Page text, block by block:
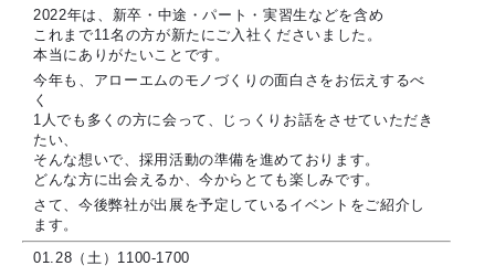
2022年は、新卒・中途・パート・実習生などを含め
これまで11名の方が新たにご入社くださいました。
本当にありがたいことです。
今年も、アローエムのモノづくりの面白さをお伝えするべ
く
1人でも多くの方に会って、じっくりお話をさせていただき
たい、
そんな想いで、採用活動の準備を進めております。
どんな方に出会えるか、今からとても楽しみです。
さて、今後弊社が出展を予定しているイベントをご紹介し
ます。
01.28（土）1100-1700